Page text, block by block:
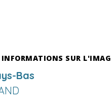
INFORMATIONS SUR
Bas